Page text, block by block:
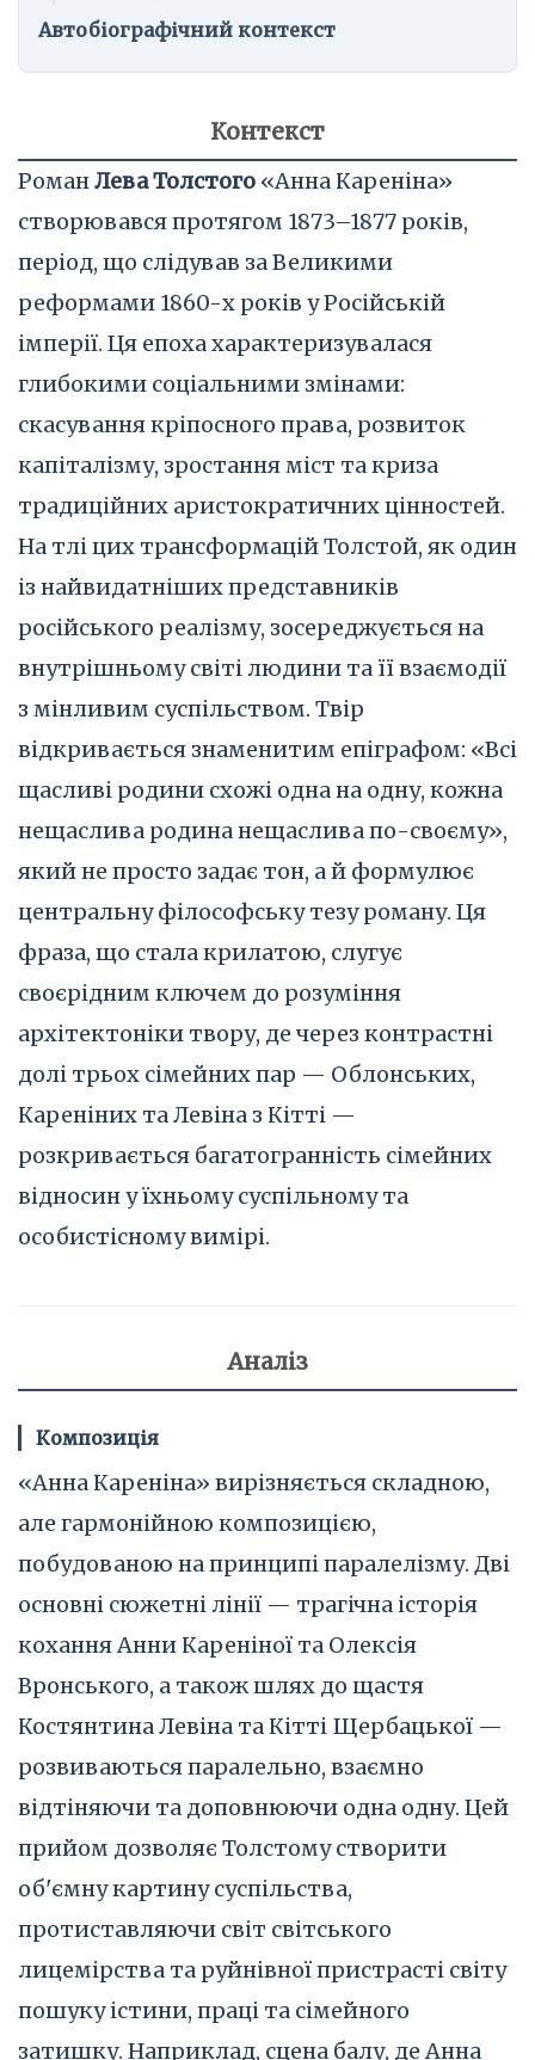
Автобіографічний контекст
Контекст
РоманЛева Толстого «Анна Кареніна»
створювався протягом 1873–1877 років,
період, що слідував за Великими
реформами 1860-х років у Російській
імперії. Ця епоха характеризувалася
глибокими соціальними змінами:
скасування кріпосного права, розвиток
капіталізму, зростання міст та криза
традиційних аристократичних цінностей.
На тлі цих трансформацій Толстой, як один
із найвидатніших представників
російського реалізму, зосереджується на
внутрішньому світі людини та її взаємодії
з мінливим суспільством. Твір
відкривається знаменитим епіграфом: «Всі
щасливі родини схожі одна на одну, кожна
нещаслива родина нещаслива по-своєму»,
який не просто задає тон, а й формулює
центральну філософську тезу роману. Ця
фраза, що стала крилатою, слугує
своєрідним ключем до розуміння
архітектоніки твору, де через контрастні
долі трьох сімейних пар — Облонських,
Кареніних та Левіна з Кітті —
розкривається багатогранність сімейних
відносин у їхньому суспільному та
особистісному вимірі.
Аналіз
Композиція
«Анна Кареніна» вирізняється складною,
але гармонійною композицією,
побудованою на принципі паралелізму. Дві
основні сюжетні лінії — трагічна історія
кохання Анни Кареніної та Олексія
Вронського, а також шлях до щастя
Костянтина Левіна та Кітті Щербацької —
розвиваються паралельно, взаємно
відтіняючи та доповнюючи одна одну. Цей
прийом дозволяє Толстому створити
об'ємну картину суспільства,
протиставляючи світ світського
лицемірства та руйнівної пристрасті світу
пошуку істини, праці та сімейного
затишку. Наприклад, сцена балу, де Анна